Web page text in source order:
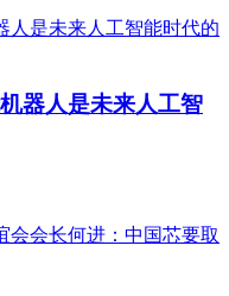
器人是未来人工智